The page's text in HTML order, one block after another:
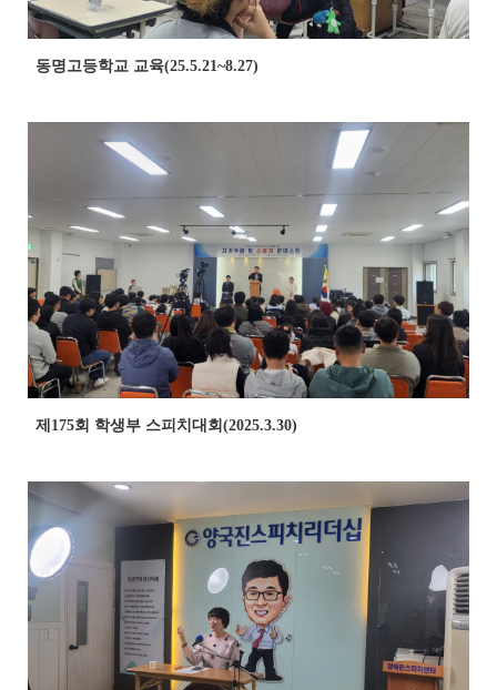
동명고등학교 교육(25.5.21~8.27)
제175회 학생부 스피치대회(2025.3.30)